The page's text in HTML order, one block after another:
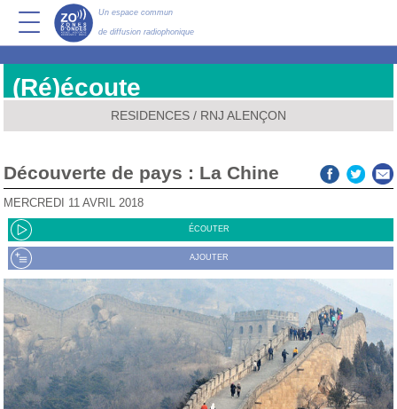
Un espace commun
de diffusion radiophonique
(Ré)écoute
RESIDENCES / RNJ ALENÇON
Découverte de pays : La Chine
MERCREDI 11 AVRIL 2018
ÉCOUTER
AJOUTER